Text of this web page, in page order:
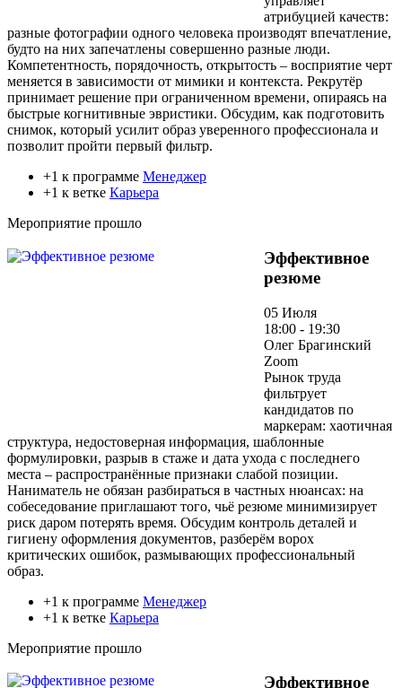
атрибуцией качеств:
разные фотографии одного человека производят впечатление,
будто на них запечатлены совершенно разные люди.
Компетентность, порядочность, открытость – восприятие черт
меняется в зависимости от мимики и контекста. Рекрутёр
принимает решение при ограниченном времени, опираясь на
быстрые когнитивные эвристики. Обсудим, как подготовить
снимок, который усилит образ уверенного профессионала и
позволит пройти первый фильтр.
+1 к программе Менеджер
+1 к ветке Карьера
Мероприятие прошло
Эффективное
резюме
05 Июля
18:00 - 19:30
Олег Брагинский
Zoom
Рынок труда
фильтрует
кандидатов по
маркерам: хаотичная
структура, недостоверная информация, шаблонные
формулировки, разрыв в стаже и дата ухода с последнего
места – распространённые признаки слабой позиции.
Наниматель не обязан разбираться в частных нюансах: на
собеседование приглашают того, чьё резюме минимизирует
риск даром потерять время. Обсудим контроль деталей и
гигиену оформления документов, разберём ворох
критических ошибок, размывающих профессиональный
образ.
+1 к программе Менеджер
+1 к ветке Карьера
Мероприятие прошло
Эффективное